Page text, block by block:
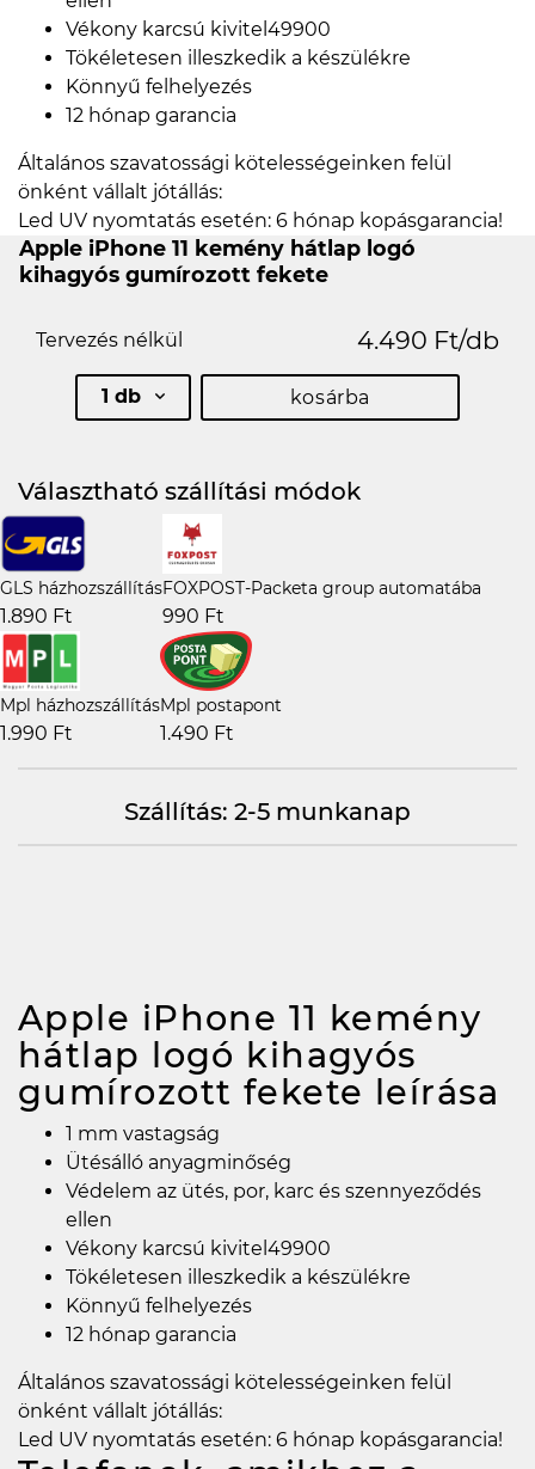
Vékony karcsú kivitel49900
Tökéletesen illeszkedik a készülékre
Könnyű felhelyezés
12 hónap garancia
Általános szavatossági kötelességeinken felül
önként vállalt jótállás:
Led UV nyomtatás esetén: 6 hónap kopásgarancia!
Apple iPhone 11 kemény hátlap logó
kihagyós gumírozott fekete
Tervezés nélkül 4.490 Ft/db
1 db kosárba
Választható szállítási módok
GLS házhozszállítás
1.890 Ft
FOXPOST-Packeta group automatába
990 Ft
Mpl házhozszállítás
1.990 Ft
Mpl postapont
1.490 Ft
Szállítás: 2-5 munkanap
Apple iPhone 11 kemény
hátlap logó kihagyós
gumírozott fekete leírása
1 mm vastagság
Ütésálló anyagminőség
Védelem az ütés, por, karc és szennyeződés
ellen
Vékony karcsú kivitel49900
Tökéletesen illeszkedik a készülékre
Könnyű felhelyezés
12 hónap garancia
Általános szavatossági kötelességeinken felül
önként vállalt jótállás:
Led UV nyomtatás esetén: 6 hónap kopásgarancia!